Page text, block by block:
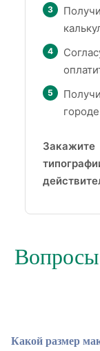
городе
Вопросы
Какой размер